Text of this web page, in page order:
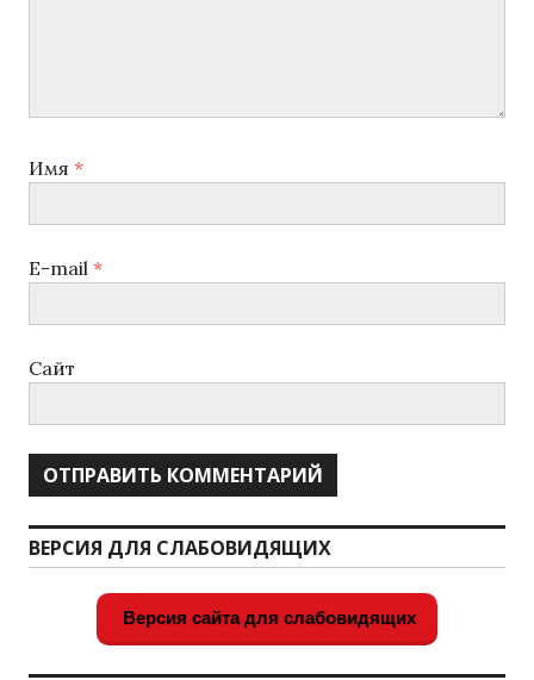
и
с
Имя *
E-mail *
Сайт
ВЕРСИЯ ДЛЯ СЛАБОВИДЯЩИХ
Версия сайта для слабовидящих